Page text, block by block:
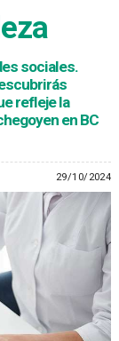
sociales.
refleje la
en BC
29/10/2024